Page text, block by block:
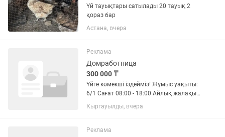
Үй тауықтары сатылады 20 тауық 2
қораз бар
Астана, вчера
Реклама
Домработница
300 000 ₸
Үйге көмекші іздейміз! Жұмыс уақыты:
6/1 Сағат 08:00 - 18:00 Айлық жалақы
300 000 тг Жер үй Алматы облысы,
Қырғауылды ауылында орналасқан. Үй
Қосымша ақпарат...
Кыргауылды, вчера
Реклама